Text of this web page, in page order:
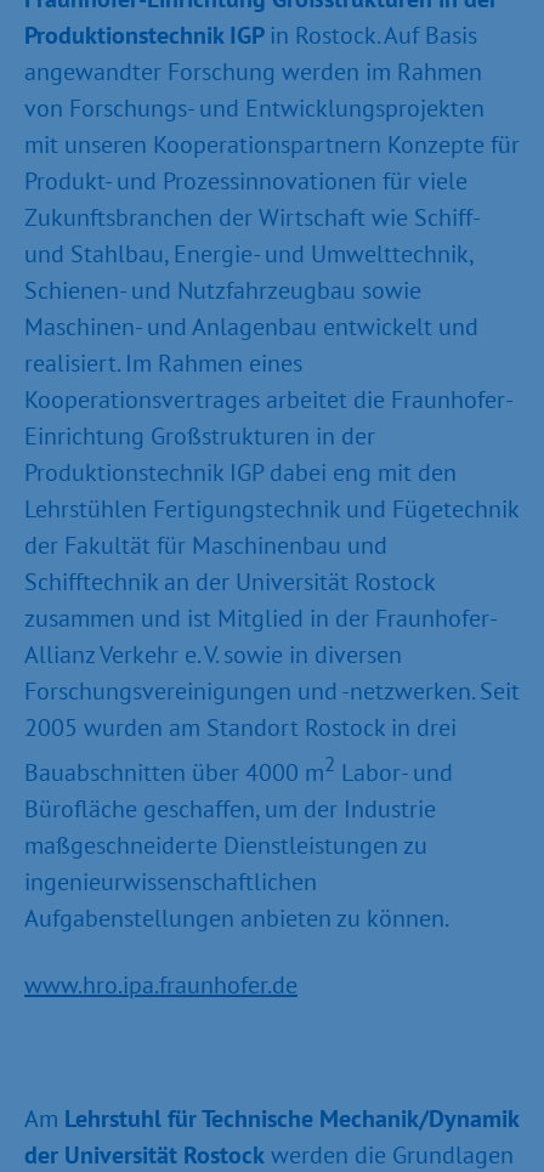
Produktionstechnik IGP in Rostock. Auf Basis
angewandter Forschung werden im Rahmen
von Forschungs- und Entwicklungsprojekten
mit unseren Kooperationspartnern Konzepte für
Produkt- und Prozessinnovationen für viele
Zukunftsbranchen der Wirtschaft wie Schiff-
und Stahlbau, Energie- und Umwelttechnik,
Schienen- und Nutzfahrzeugbau sowie
Maschinen- und Anlagenbau entwickelt und
realisiert. Im Rahmen eines
Kooperationsvertrages arbeitet die Fraunhofer-
Einrichtung Großstrukturen in der
Produktionstechnik IGP dabei eng mit den
Lehrstühlen Fertigungstechnik und Fügetechnik
der Fakultät für Maschinenbau und
Schifftechnik an der Universität Rostock
zusammen und ist Mitglied in der Fraunhofer-
Allianz Verkehr e. V. sowie in diversen
Forschungsvereinigungen und -netzwerken. Seit
2005 wurden am Standort Rostock in drei
Bauabschnitten über 4000 m2 Labor- und
Bürofläche geschaffen, um der Industrie
maßgeschneiderte Dienstleistungen zu
ingenieurwissenschaftlichen
Aufgabenstellungen anbieten zu können.
www.hro.ipa.fraunhofer.de
Am Lehrstuhl für Technische Mechanik/Dynamik
der Universität Rostockwerden die Grundlagen